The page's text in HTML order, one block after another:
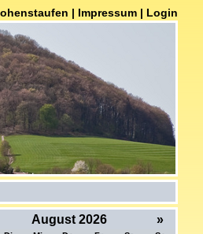
| Impressum | Login
August 2026 »